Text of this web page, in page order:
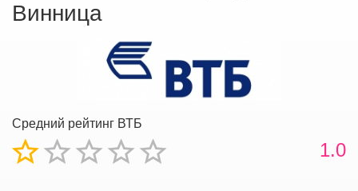
Винница
Средний рейтинг ВТБ
1.0